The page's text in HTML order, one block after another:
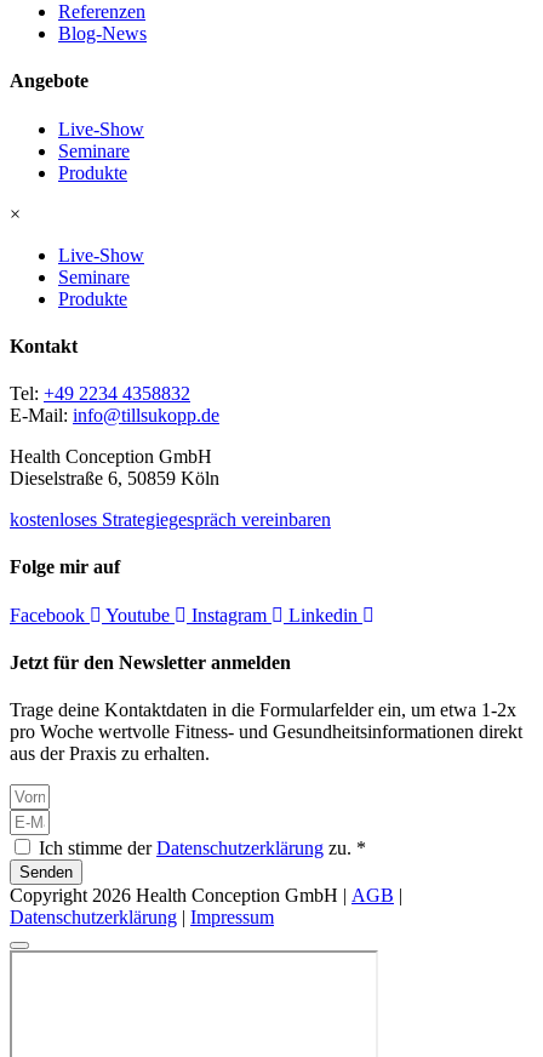
Referenzen
Blog-News
Angebote
Live-Show
Seminare
Produkte
×
Live-Show
Seminare
Produkte
Kontakt
Tel: +49 2234 4358832
E-Mail: info@tillsukopp.de
Health Conception GmbH
Dieselstraße 6, 50859 Köln
kostenloses Strategiegespräch vereinbaren
Folge mir auf
Facebook Youtube Instagram Linkedin
Jetzt für den Newsletter anmelden
Trage deine Kontaktdaten in die Formularfelder ein, um etwa 1-2x
pro Woche wertvolle Fitness- und Gesundheitsinformationen direkt
aus der Praxis zu erhalten.
Ich stimme derDatenschutzerklärung zu. *
Senden
Copyright 2026 Health Conception GmbH | AGB |
Datenschutzerklärung | Impressum